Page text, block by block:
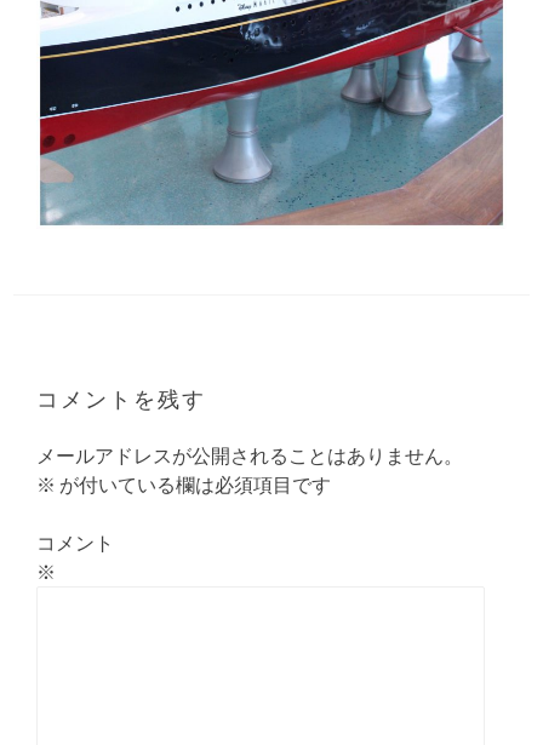
コメントを残す
メールアドレスが公開されることはありません。
※ が付いている欄は必須項目です
コメント
※